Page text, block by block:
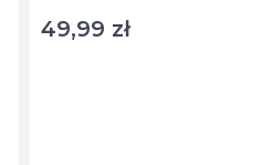
Cena
49,99 zł